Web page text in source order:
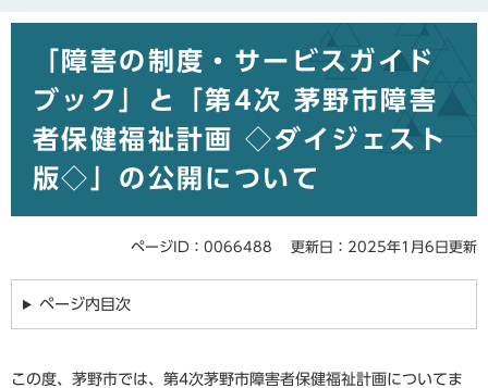
「障害の制度・サービスガイド
ブック」と「第4次 茅野市障害
者保健福祉計画 ◇ダイジェスト
版◇」の公開について
ページID：0066488 更新日：2025年1月6日更新
ページ内目次
この度、茅野市では、第4次茅野市障害者保健福祉計画についてま